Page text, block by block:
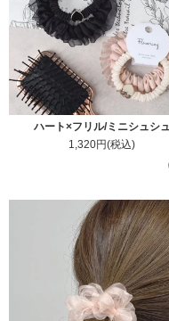
ハート×フリル/ミニシュシュ
1,320円(税込)